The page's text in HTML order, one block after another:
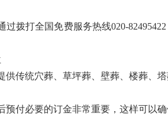
拨打全国免费服务热线020-
传统穴葬、草坪葬、壁葬、楼葬、塔
付必要的订金非常重要，这样可以确